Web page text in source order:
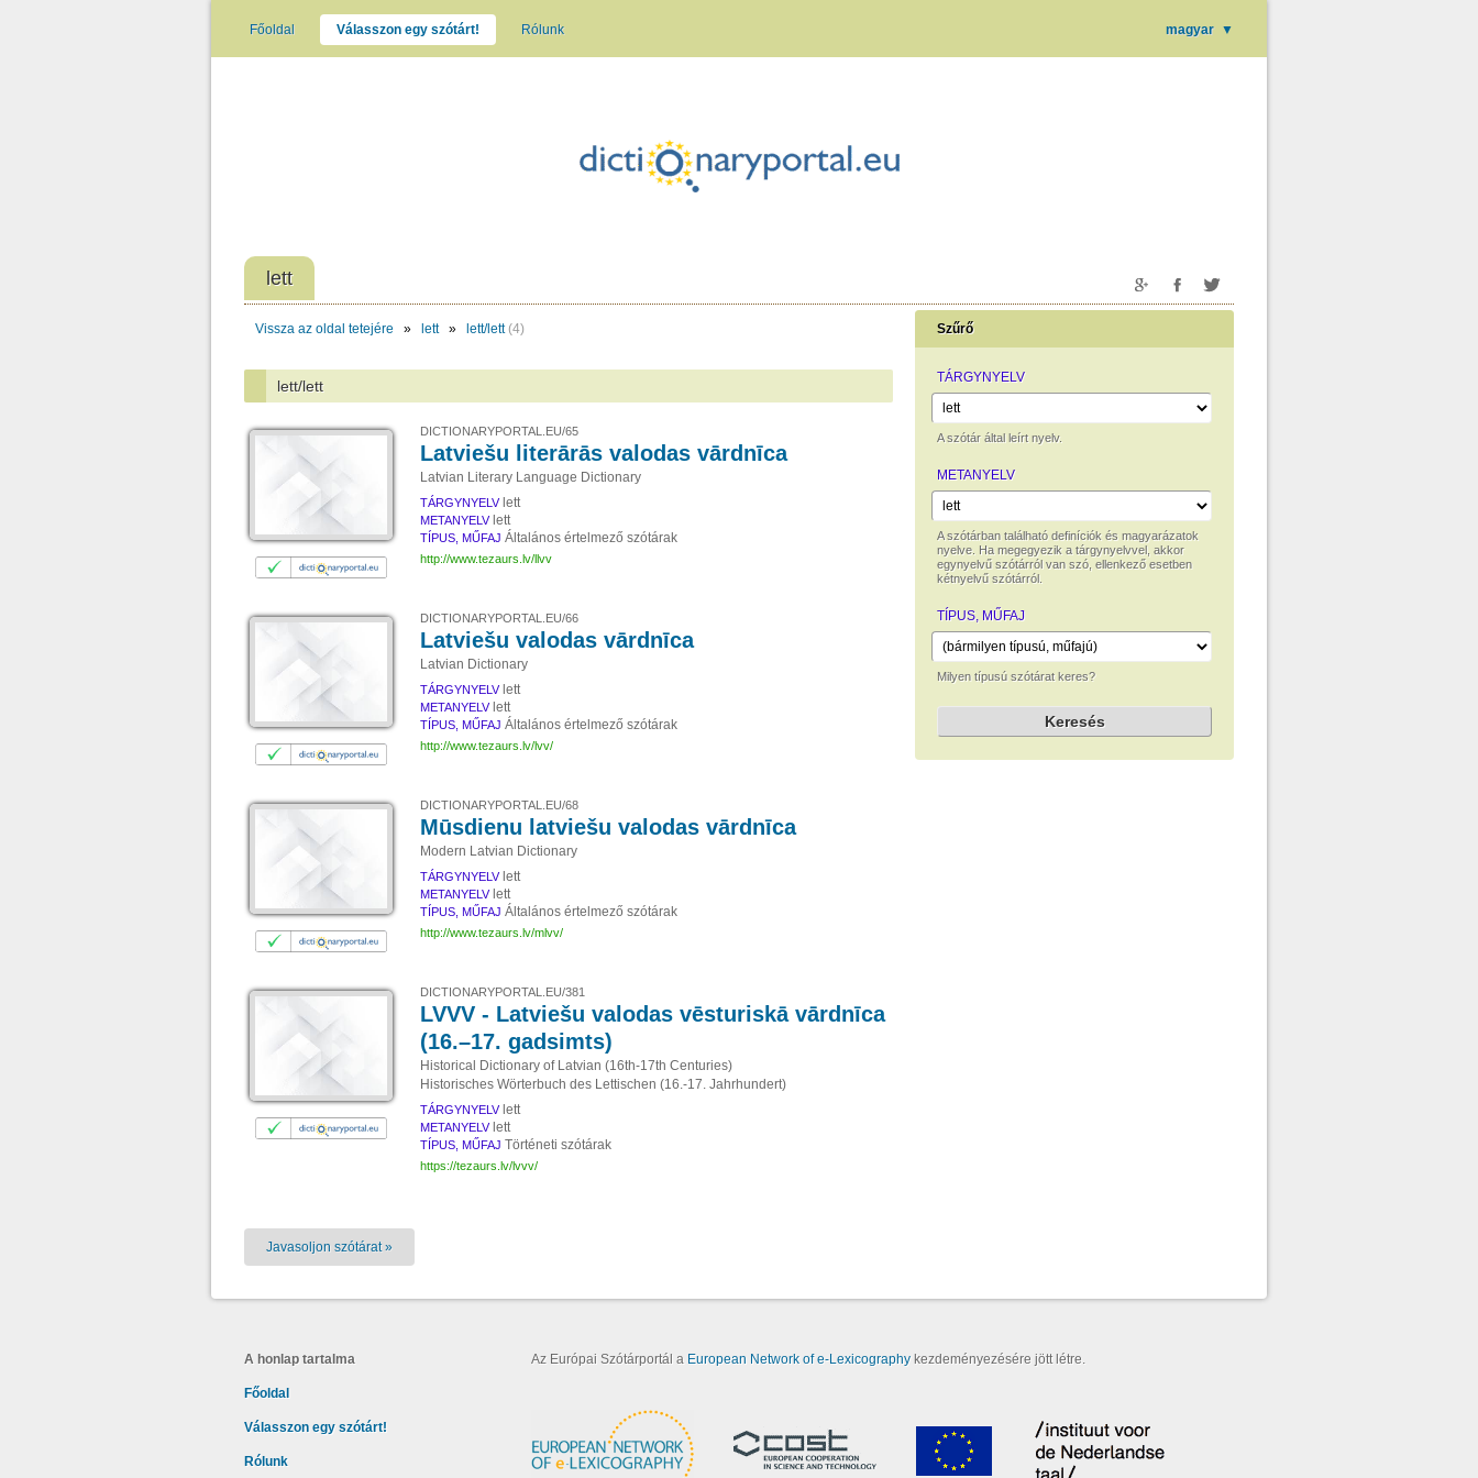
Főoldal Válasszon egy szótárt! Rólunk magyar ▼
lett
Szűrő
TÁRGYNYELV
A szótár által leírt nyelv.
METANYELV
A szótárban található definíciók és magyarázatok
nyelve. Ha megegyezik a tárgynyelvvel, akkor
egynyelvű szótárról van szó, ellenkező esetben
kétnyelvű szótárról.
TÍPUS, MŰFAJ
Milyen típusú szótárat keres?
Vissza az oldal tetejére » lett » lett/lett (4)
lett/lett
DICTIONARYPORTAL.EU/65
Latviešu literārās valodas vārdnīca
Latvian Literary Language Dictionary
TÁRGYNYELV lett
METANYELV lett
TÍPUS, MŰFAJ Általános értelmező szótárak
http://www.tezaurs.lv/llvv
DICTIONARYPORTAL.EU/66
Latviešu valodas vārdnīca
Latvian Dictionary
TÁRGYNYELV lett
METANYELV lett
TÍPUS, MŰFAJ Általános értelmező szótárak
http://www.tezaurs.lv/lvv/
DICTIONARYPORTAL.EU/68
Mūsdienu latviešu valodas vārdnīca
Modern Latvian Dictionary
TÁRGYNYELV lett
METANYELV lett
TÍPUS, MŰFAJ Általános értelmező szótárak
http://www.tezaurs.lv/mlvv/
DICTIONARYPORTAL.EU/381
LVVV - Latviešu valodas vēsturiskā vārdnīca
(16.–17. gadsimts)
Historical Dictionary of Latvian (16th-17th Centuries)
Historisches Wörterbuch des Lettischen (16.-17. Jahrhundert)
TÁRGYNYELV lett
METANYELV lett
TÍPUS, MŰFAJ Történeti szótárak
https://tezaurs.lv/lvvv/
Javasoljon szótárat »
A honlap tartalma
Főoldal
Válasszon egy szótárt!
Rólunk
Az Európai Szótárportál a European Network of e-Lexicography kezdeményezésére jött létre.